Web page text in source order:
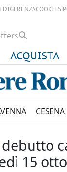
GERENZACOOKIES
ACQUISTA
CESENA
15